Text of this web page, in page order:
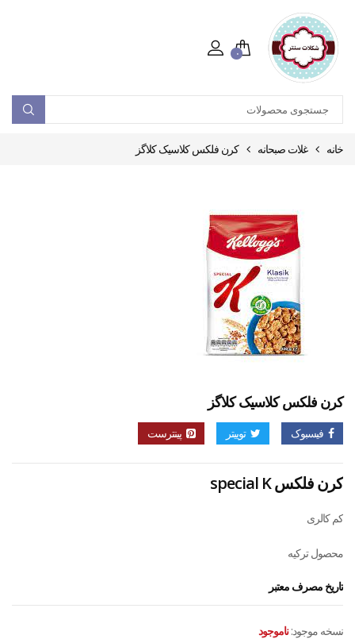
۰
خانه غلات صبحانه کرن فلکس کلاسیک کلاگز
کرن فلکس کلاسیک کلاگز
فیسبوک توییتر پینترست
کرن فلکس special K
کم کالری
محصول ترکیه
تاریخ مصرف معتبر
نسخه موجود: ناموجود